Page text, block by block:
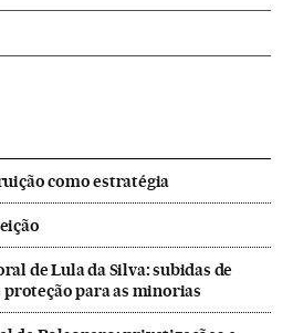
como estratégia
de Lula da Silva: subidas de
para as minorias